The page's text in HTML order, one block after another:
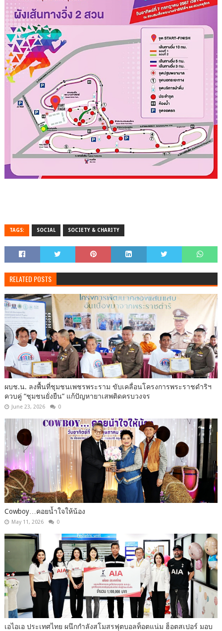
TAGS: SOCIAL SOCIETY & CHARITY
RELATED POSTS
ผบช.น. ลงพื้นที่ชุมชนเพชรพระราม ขับเคลื่อนโครงการพระราชดำริฯ
ควบคู่ “ชุมชนยั่งยืน” แก้ปัญหายาเสพติดครบวงจร
June 23, 2026 0
Cowboy…คอยน้ำใจให้น้อง
May 11, 2026 0
เอไอเอ ประเทศไทย ผนึกกำลังสโมสรฟุตบอลท็อตแน่ม ฮ็อตสเปอร์ มอบ